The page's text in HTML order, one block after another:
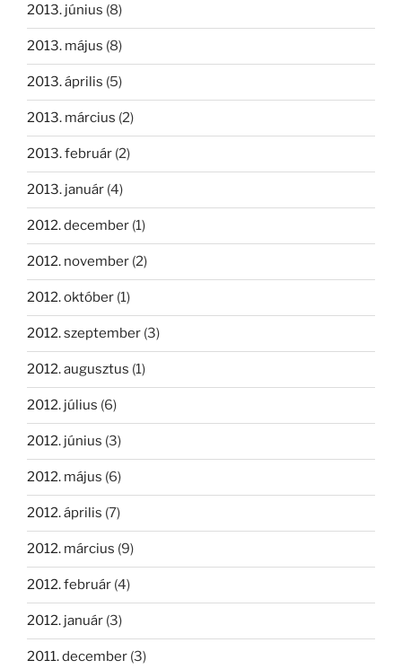
2013. június (8)
2013. május (8)
2013. április (5)
2013. március (2)
2013. február (2)
2013. január (4)
2012. december (1)
2012. november (2)
2012. október (1)
2012. szeptember (3)
2012. augusztus (1)
2012. július (6)
2012. június (3)
2012. május (6)
2012. április (7)
2012. március (9)
2012. február (4)
2012. január (3)
2011. december (3)